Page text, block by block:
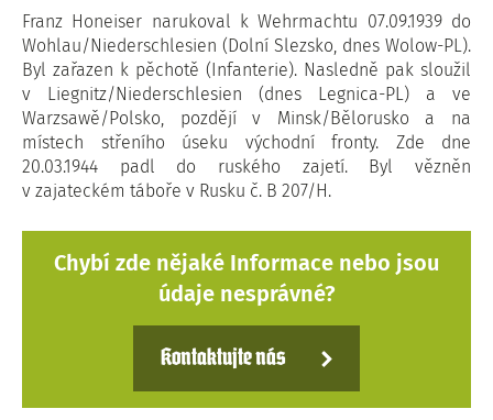
Franz Honeiser narukoval k Wehrmachtu 07.09.1939 do
Wohlau/Niederschlesien (Dolní Slezsko, dnes Wolow-PL).
Byl zařazen k pěchotě (Infanterie). Nasledně pak sloužil
v Liegnitz/Niederschlesien (dnes Legnica-PL) a ve
Warzsawě/Polsko, pozdějí v Minsk/Bělorusko a na
místech střeního úseku východní fronty. Zde dne
20.03.1944 padl do ruského zajetí. Byl vězněn
v zajateckém táboře v Rusku č. B 207/H.
Chybí zde nějaké Informace nebo jsou
údaje nesprávné?
Kontaktujte nás